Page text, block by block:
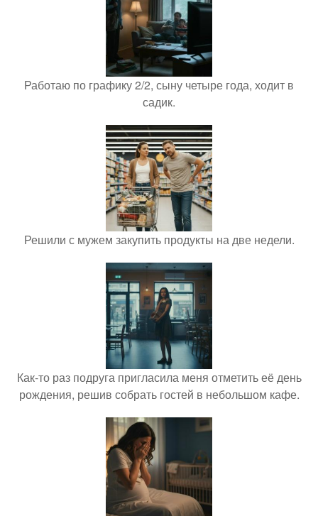
Работаю по графику 2/2, сыну четыре года, ходит в
садик.
Решили с мужем закупить продукты на две недели.
Как-то раз подруга пригласила меня отметить её день
рождения, решив собрать гостей в небольшом кафе.